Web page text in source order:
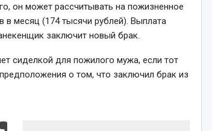
он может рассчитывать на пожизненное
в месяц (174 тысячи рублей). Выплата
заключит новый брак.
сиделкой для пожилого мужа, если тот
о том, что заключил брак из